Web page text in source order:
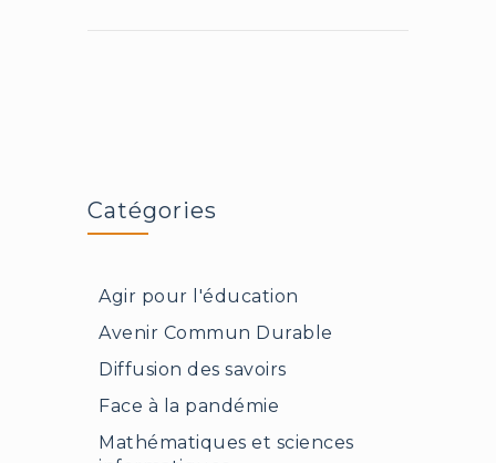
Catégories
Agir pour l'éducation
Avenir Commun Durable
Diffusion des savoirs
Face à la pandémie
Mathématiques et sciences